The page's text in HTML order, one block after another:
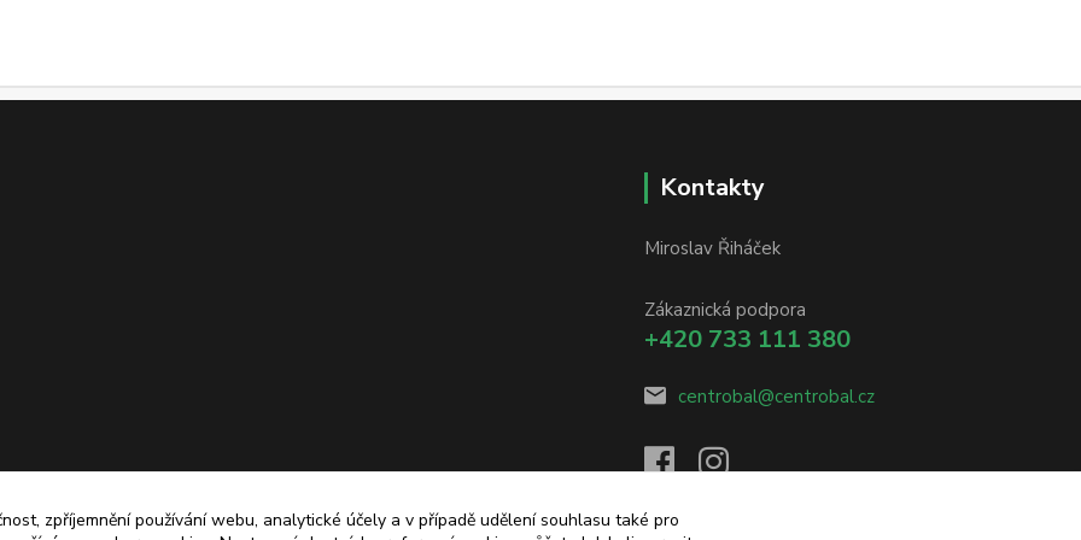
Kontakty
Miroslav Řiháček
Zákaznická podpora
+420 733 111 380
centrobal@centrobal.cz
zpříjemnění používání webu, analytické účely a v případě udělení souhlasu také pro